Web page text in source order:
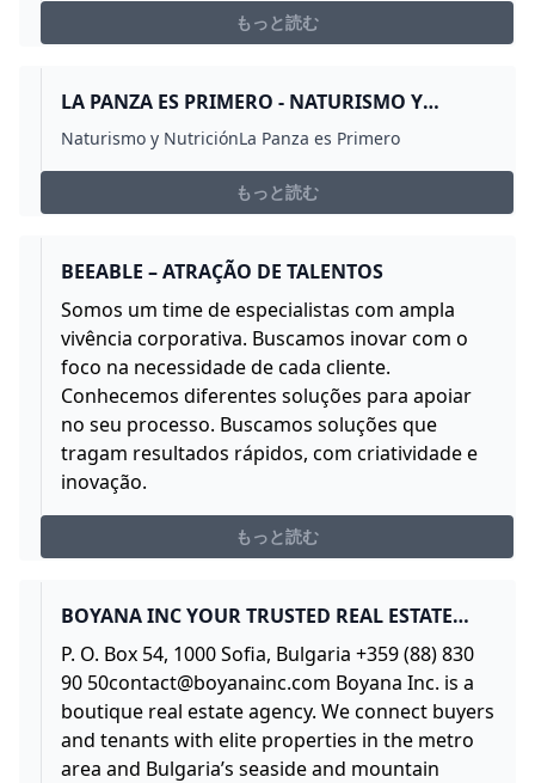
もっと読む
LA PANZA ES PRIMERO - NATURISMO Y
NUTRICIÓN
Naturismo y NutriciónLa Panza es Primero
もっと読む
BEEABLE – ATRAÇÃO DE TALENTOS
Somos um time de especialistas com ampla
vivência corporativa. Buscamos inovar com o
foco na necessidade de cada cliente.
Conhecemos diferentes soluções para apoiar
no seu processo. Buscamos soluções que
tragam resultados rápidos, com criatividade e
inovação.
もっと読む
BOYANA INC YOUR TRUSTED REAL ESTATE
PARTNER IN BULGARIA
P. O. Box 54, 1000 Sofia, Bulgaria +359 (88) 830
90 50contact@boyanainc.com Boyana Inc. is a
boutique real estate agency. We connect buyers
and tenants with elite properties in the metro
area and Bulgaria’s seaside and mountain